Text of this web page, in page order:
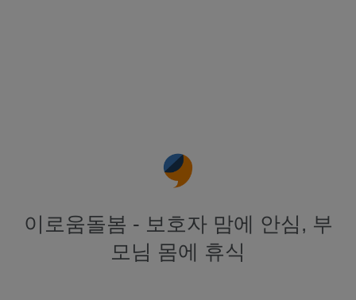
이로움돌봄 - 보호자 맘에 안심, 부
모님 몸에 휴식